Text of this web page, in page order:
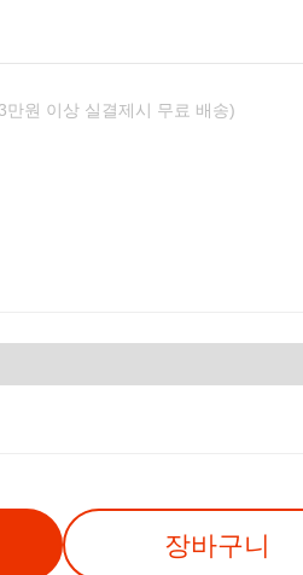
만원 이상 실결제시 무료 배송)
장바구니